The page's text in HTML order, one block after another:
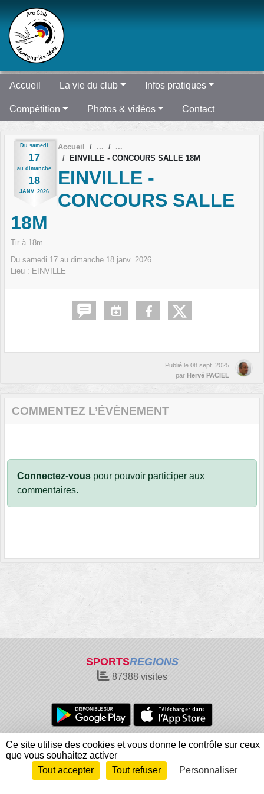
Accueil La vie du club Infos pratiques
Compétition Photos & vidéos Contact
Du samedi
17
au dimanche
18
JANV. 2026
Accueil
EINVILLE - CONCOURS SALLE 18M
EINVILLE -
CONCOURS SALLE
18M
Tir à 18m
Du samedi 17 au dimanche 18 janv. 2026
Lieu : EINVILLE
Publié le 08 sept. 2025
par Hervé PACIEL
COMMENTEZ L’ÉVÈNEMENT
Connectez-vous pour pouvoir participer aux
commentaires.
SPORTSREGIONS
87388visites
Charte cookies
Gestion des cookies
Informations légales
Signaler un contenu inapproprié
Envie de participer ?
Connexion
Panneau de gestion des cookies
Ce site utilise des cookies et vous donne le contrôle sur ceux
que vous souhaitez activer
Tout accepter
Tout refuser Personnaliser